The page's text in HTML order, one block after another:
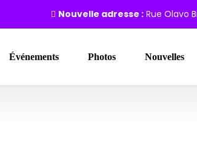
Nouvelle adresse : Rue Olavo
Événements Photos Nouvelles